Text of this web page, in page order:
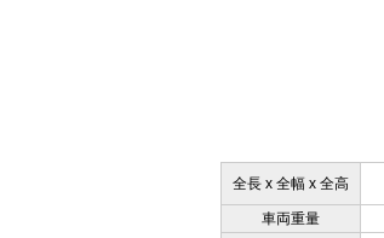
全長 x 全幅 x 全高
車両重量